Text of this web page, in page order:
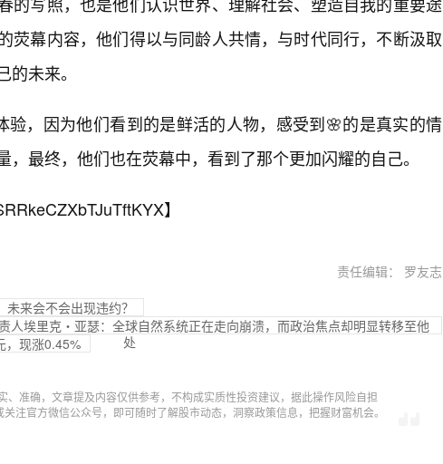
荧幕内容，他们得以与同龄人共情，与时代同行，不断汲取
未来。
验，因为他们看到的是鲜活的人物，感受到🌸的是真实的情
，最终，他们也在荧幕中，看到了那个更加闪耀的自己。
】
责任编辑： 罗友志
来会不会出现违约？
人埃里克・亚瑟：全球自然系统正在走向崩溃，而政治焦点却明显转移至他
处
，现涨0.45%
、准确，文章提及内容仅供参考，不构成实质性投资建议，据此操作风险自担
关注官方微信公众号，即可随时了解股市动态，洞察政策信息，把握财富机会。